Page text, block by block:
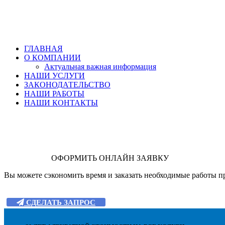
ГЛАВНАЯ
О КОМПАНИИ
Актуальная важная информация
НАШИ УСЛУГИ
ЗАКОНОДАТЕЛЬСТВО
НАШИ РАБОТЫ
НАШИ КОНТАКТЫ
ОФОРМИТЬ ОНЛАЙН ЗАЯВКУ
Вы можете сэкономить время и заказать необходимые работы
СДЕЛАТЬ ЗАПРОС